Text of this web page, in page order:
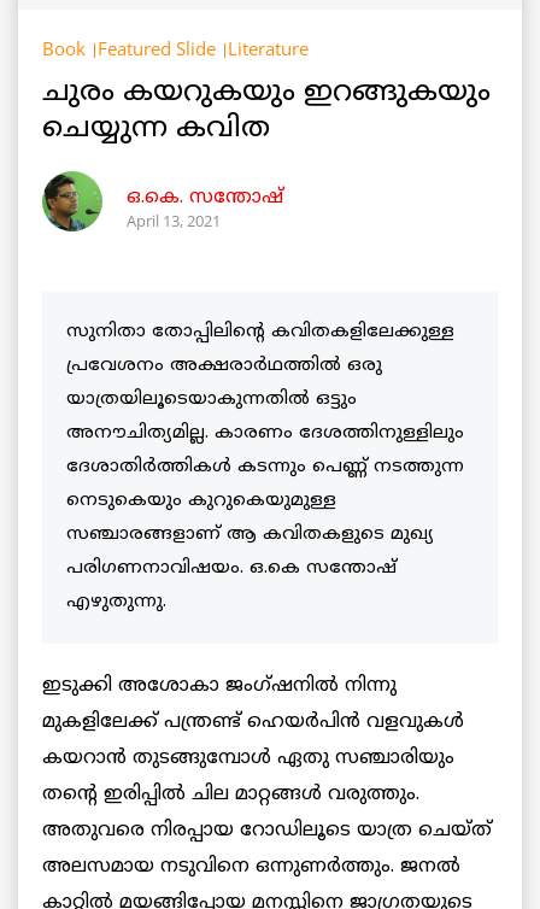
Book Featured Slide Literature
ചുരം കയറുകയും ഇറങ്ങുകയും
ചെയ്യുന്ന കവിത
ഒ.കെ. സന്തോഷ്
April 13, 2021
സുനിതാ തോപ്പിലിന്റെ കവിതകളിലേക്കുള്ള
പ്രവേശനം അക്ഷരാർഥത്തിൽ ഒരു
യാത്രയിലൂടെയാകുന്നതിൽ ഒട്ടും
അനൗചിത്യമില്ല. കാരണം ദേശത്തിനുള്ളിലും
ദേശാതിർത്തികൾ കടന്നും പെണ്ണ് നടത്തുന്ന
നെടുകെയും കുറുകെയുമുള്ള
സഞ്ചാരങ്ങളാണ് ആ കവിതകളുടെ മുഖ്യ
പരിഗണനാവിഷയം. ഒ.കെ സന്തോഷ്‌
എഴുതുന്നു.
ഇടുക്കി അശോകാ ജംഗ്ഷനിൽ നിന്നു
മുകളിലേക്ക് പന്ത്രണ്ട് ഹെയർപിൻ വളവുകൾ
കയറാൻ തുടങ്ങുമ്പോൾ ഏതു സഞ്ചാരിയും
തന്റെ ഇരിപ്പിൽ ചില മാറ്റങ്ങൾ വരുത്തും.
അതുവരെ നിരപ്പായ റോഡിലൂടെ യാത്ര ചെയ്ത്
അലസമായ നടുവിനെ ഒന്നുണർത്തും. ജനൽ
കാറ്റിൽ മയങ്ങിപ്പോയ മനസ്സിനെ ജാഗ്രതയുടെ